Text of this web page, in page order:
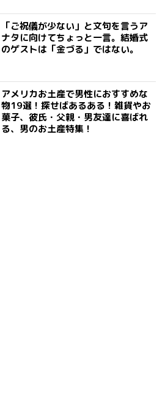
「ご祝儀が少ない」と文句を言うア
ナタに向けてちょっと一言。結婚式
のゲストは「金づる」ではない。
アメリカお土産で男性におすすめな
物19選！探せばあるある！雑貨やお
菓子、彼氏・父親・男友達に喜ばれ
る、男のお土産特集！